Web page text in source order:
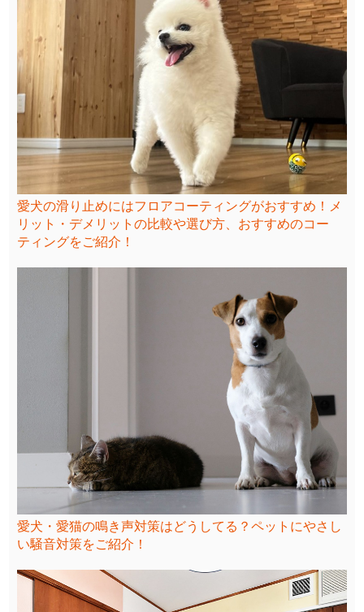
愛犬の滑り止めにはフロアコーティングがおすすめ！メ
リット・デメリットの比較や選び方、おすすめのコー
ティングをご紹介！
愛犬・愛猫の鳴き声対策はどうしてる？ペットにやさし
い騒音対策をご紹介！